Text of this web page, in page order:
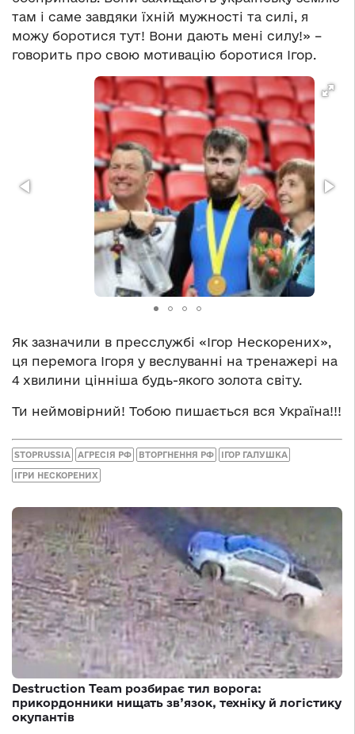
там і саме завдяки їхній мужності та силі, я
можу боротися тут! Вони дають мені силу!» –
говорить про свою мотивацію боротися Ігор.
Як зазначили в пресслужбі «Ігор Нескорених»,
ця перемога Ігоря у веслуванні на тренажері на
4 хвилини цінніша будь-якого золота світу.
Ти неймовірний! Тобою пишається вся Україна!!!
STOPRUSSIA АГРЕСІЯ РФ ВТОРГНЕННЯ РФ ІГОР ГАЛУШКА
ІГРИ НЕСКОРЕНИХ
Destruction Team розбирає тил ворога:
прикордонники нищать зв’язок, техніку й логістику
окупантів